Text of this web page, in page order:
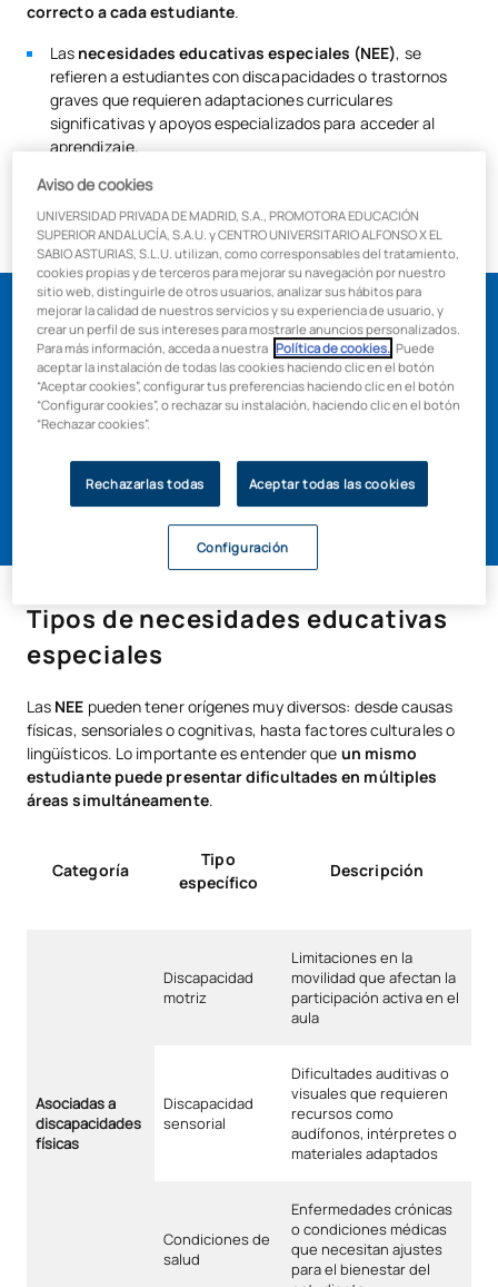
correcto a cada estudiante.
Las necesidades educativas especiales (NEE), se
refieren a estudiantes con discapacidades o trastornos
graves que requieren adaptaciones curriculares
significativas y apoyos especializados para acceder al
aprendizaje.
Lasnecesidades específicas de apoyo educativo
necesitan apoyos adicionales por diversas circunstancias.
Máster en Atención a la
Diversidad y Educación
Inclusiva
Más información
Tipos de necesidades educativas
especiales
Las NEE pueden tener orígenes muy diversos: desde causas
físicas, sensoriales o cognitivas, hasta factores culturales o
lingüísticos. Lo importante es entender que un mismo
estudiante puede presentar dificultades en múltiples
áreas simultáneamente.
Categoría
Tipo
específico
Descripción
Asociadas a
discapacidades
físicas
Discapacidad
motriz
Limitaciones en la
movilidad que afectan la
participación activa en el
aula
Discapacidad
sensorial
Dificultades auditivas o
visuales que requieren
recursos como
audífonos, intérpretes o
materiales adaptados
Condiciones de
salud
Enfermedades crónicas
o condiciones médicas
que necesitan ajustes
para el bienestar del
Aviso de cookies
UNIVERSIDAD PRIVADA DE MADRID, S.A., PROMOTORA EDUCACIÓN
SUPERIOR ANDALUCÍA, S.A.U. y CENTRO UNIVERSITARIO ALFONSO X EL
SABIO ASTURIAS, S.L.U. utilizan, como corresponsables del tratamiento,
cookies propias y de terceros para mejorar su navegación por nuestro
sitio web, distinguirle de otros usuarios, analizar sus hábitos para
mejorar la calidad de nuestros servicios y su experiencia de usuario, y
crear un perfil de sus intereses para mostrarle anuncios personalizados.
Para más información, acceda a nuestra Política de cookies. . Puede
aceptar la instalación de todas las cookies haciendo clic en el botón
“Aceptar cookies”, configurar tus preferencias haciendo clic en el botón
“Configurar cookies”, o rechazar su instalación, haciendo clic en el botón
“Rechazar cookies”.
Rechazarlas todas Aceptar todas las cookies
Configuración